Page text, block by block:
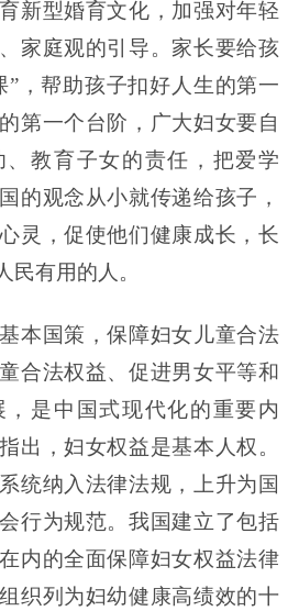
新型婚育文化，加强对年轻
家庭观的引导。家长要给孩
”，帮助孩子扣好人生的第一
第一个台阶，广大妇女要自
教育子女的责任，把爱学
的观念从小就传递给孩子，
灵，促使他们健康成长，长
民有用的人。
国策，保障妇女儿童合法
合法权益、促进男女平等和
是中国式现代化的重要内
出，妇女权益是基本人权。
统纳入法律法规，上升为国
行为规范。我国建立了包括
内的全面保障妇女权益法律
织列为妇幼健康高绩效的十